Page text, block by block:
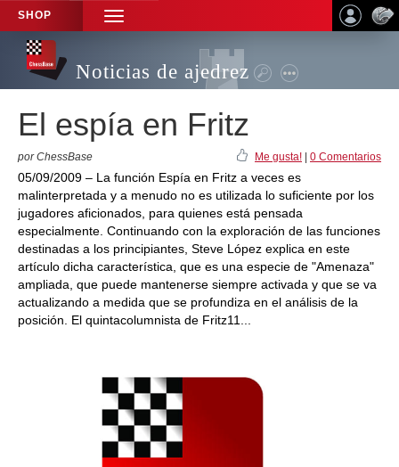
SHOP
TOGGLE
NAVIGATION
Noticias de ajedrez
El espía en Fritz
por ChessBase Me gusta! 0 Comentarios
05/09/2009 – La función Espía en Fritz a veces es
malinterpretada y a menudo no es utilizada lo suficiente por los
jugadores aficionados, para quienes está pensada
especialmente. Continuando con la exploración de las funciones
destinadas a los principiantes, Steve López explica en este
artículo dicha característica, que es una especie de "Amenaza"
ampliada, que puede mantenerse siempre activada y que se va
actualizando a medida que se profundiza en el análisis de la
posición. El quintacolumnista de Fritz11...